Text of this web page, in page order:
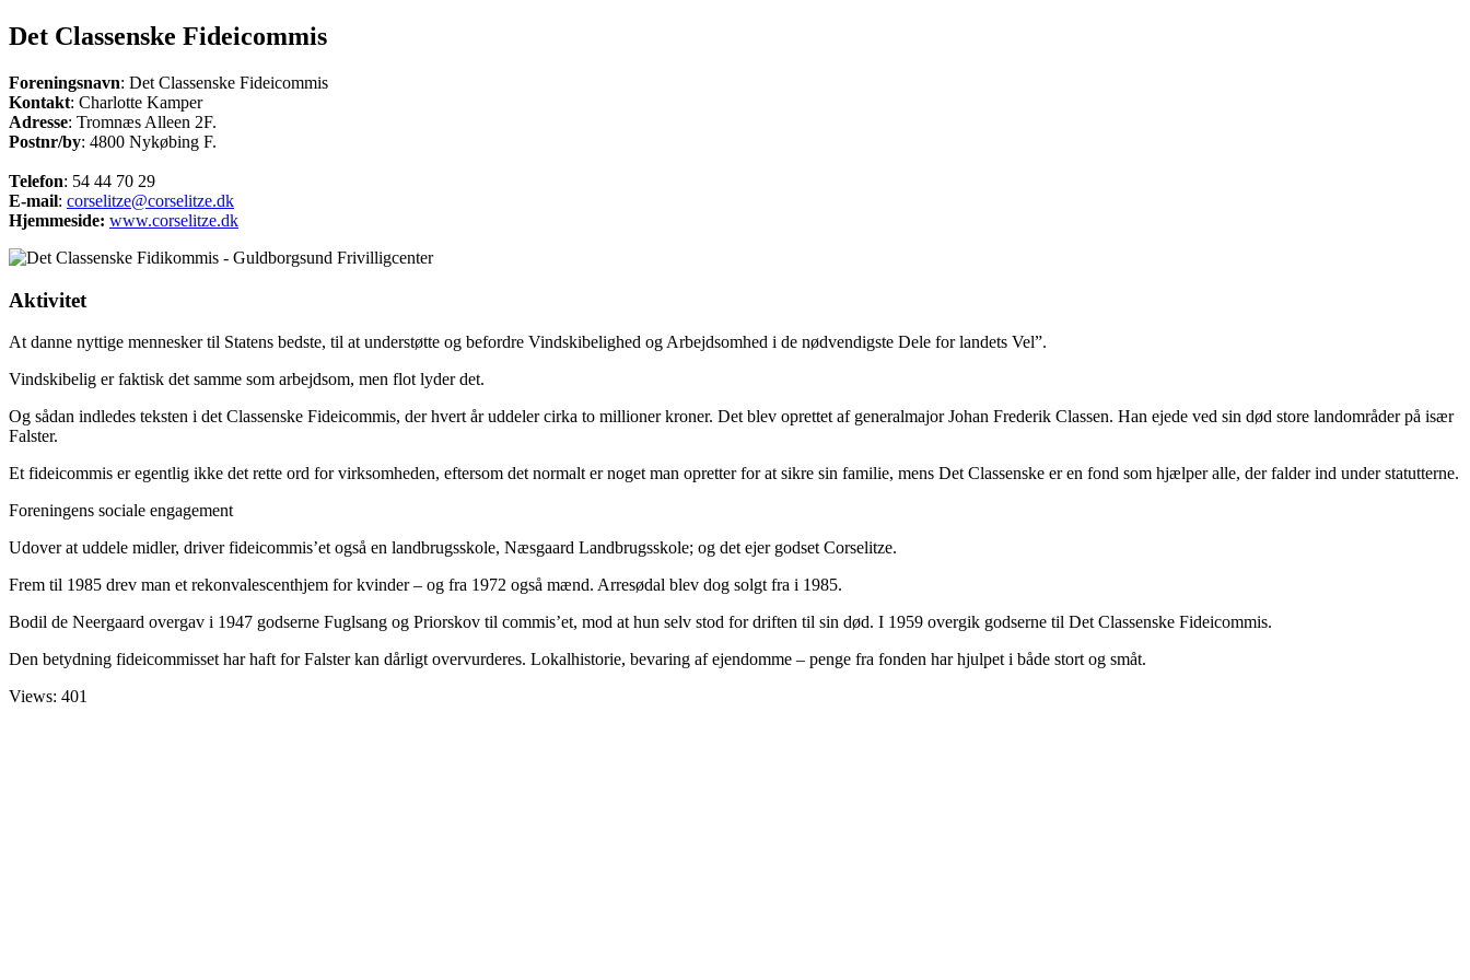
Det Classenske Fideicommis
Foreningsnavn: Det Classenske Fideicommis
Kontakt: Charlotte Kamper
Adresse: Tromnæs Alleen 2F.
Postnr/by: 4800 Nykøbing F.
Telefon: 54 44 70 29
E-mail: corselitze@corselitze.dk
Hjemmeside: www.corselitze.dk
Aktivitet
At danne nyttige mennesker til Statens bedste, til at understøtte og befordre Vindskibelighed og Arbejdsomhed i de nødvendigste Dele for landets Vel”.
Vindskibelig er faktisk det samme som arbejdsom, men flot lyder det.
Og sådan indledes teksten i det Classenske Fideicommis, der hvert år uddeler cirka to millioner kroner. Det blev oprettet af generalmajor Johan Frederik Classen. Han ejede ved sin død store landområder på især
Falster.
Et fideicommis er egentlig ikke det rette ord for virksomheden, eftersom det normalt er noget man opretter for at sikre sin familie, mens Det Classenske er en fond som hjælper alle, der falder ind under statutterne.
Foreningens sociale engagement
Udover at uddele midler, driver fideicommis’et også en landbrugsskole, Næsgaard Landbrugsskole; og det ejer godset Corselitze.
Frem til 1985 drev man et rekonvalescenthjem for kvinder – og fra 1972 også mænd. Arresødal blev dog solgt fra i 1985.
Bodil de Neergaard overgav i 1947 godserne Fuglsang og Priorskov til commis’et, mod at hun selv stod for driften til sin død. I 1959 overgik godserne til Det Classenske Fideicommis.
Den betydning fideicommisset har haft for Falster kan dårligt overvurderes. Lokalhistorie, bevaring af ejendomme – penge fra fonden har hjulpet i både stort og småt.
Views: 401